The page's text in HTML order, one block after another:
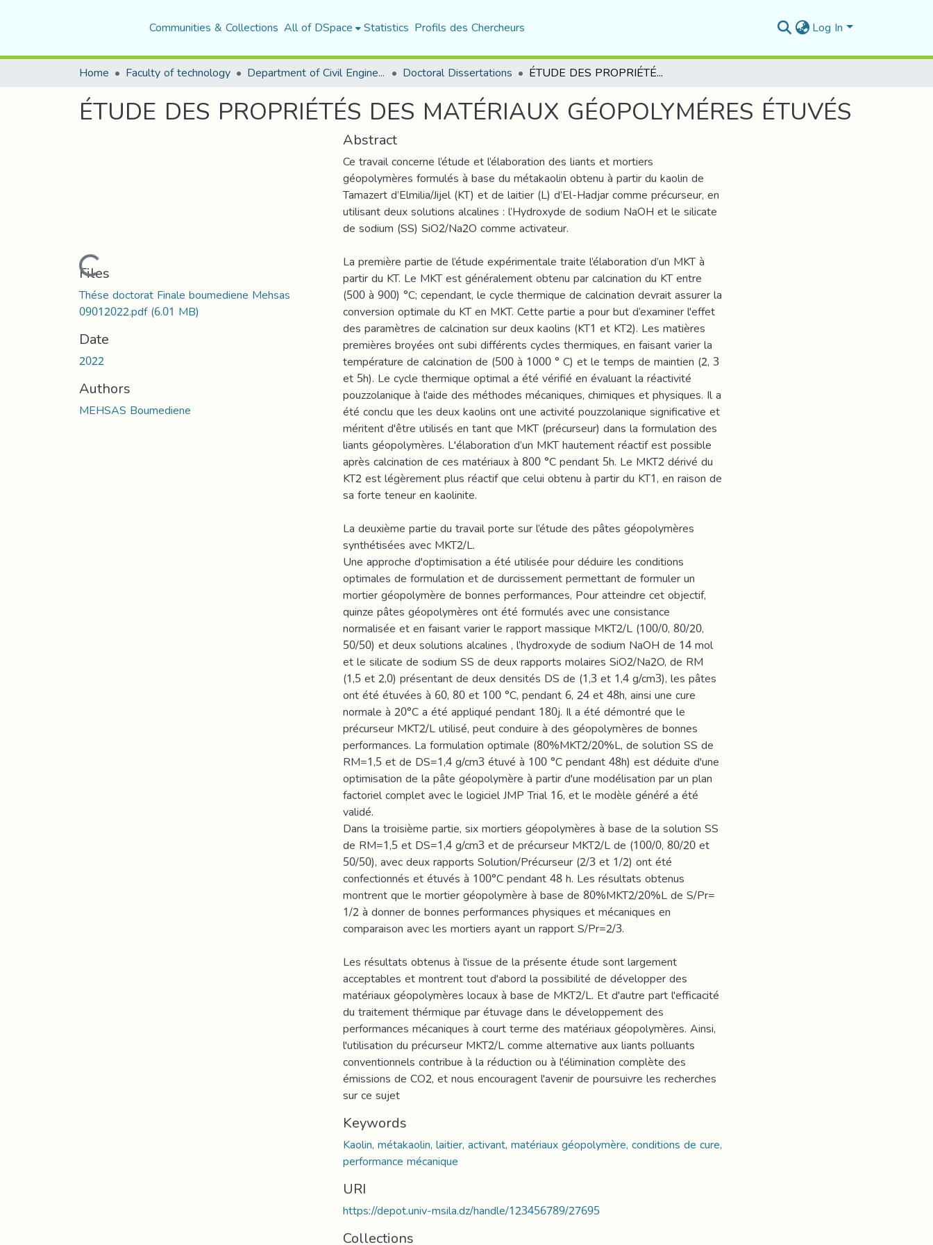
Communities & Collections All of DSpace Statistics Profils des Chercheurs Log In
Home Faculty of technology Department of Civil Engineering Doctoral Dissertations ÉTUDE DES PROPRIÉTÉS DES MATÉRIAUX GÉOPOLYMÉRES ÉTUVÉS
ÉTUDE DES PROPRIÉTÉS DES MATÉRIAUX GÉOPOLYMÉRES ÉTUVÉS
Loading...
Files
Thése doctorat Finale boumediene Mehsas
09012022.pdf(6.01 MB)
Date
2022
Authors
MEHSAS Boumediene
Abstract
Ce travail concerne l’étude et l’élaboration des liants et mortiers
géopolymères formulés à base du métakaolin obtenu à partir du kaolin de
Tamazert d’Elmilia/Jijel (KT) et de laitier (L) d’El-Hadjar comme précurseur, en
utilisant deux solutions alcalines : l’Hydroxyde de sodium NaOH et le silicate
de sodium (SS) SiO2/Na2O comme activateur.
La première partie de l’étude expérimentale traite l’élaboration d’un MKT à
partir du KT. Le MKT est généralement obtenu par calcination du KT entre
(500 à 900) °C; cependant, le cycle thermique de calcination devrait assurer la
conversion optimale du KT en MKT. Cette partie a pour but d’examiner l'effet
des paramètres de calcination sur deux kaolins (KT1 et KT2). Les matières
premières broyées ont subi différents cycles thermiques, en faisant varier la
température de calcination de (500 à 1000 ° C) et le temps de maintien (2, 3
et 5h). Le cycle thermique optimal a été vérifié en évaluant la réactivité
pouzzolanique à l'aide des méthodes mécaniques, chimiques et physiques. Il a
été conclu que les deux kaolins ont une activité pouzzolanique significative et
méritent d'être utilisés en tant que MKT (précurseur) dans la formulation des
liants géopolymères. L'élaboration d’un MKT hautement réactif est possible
après calcination de ces matériaux à 800 °C pendant 5h. Le MKT2 dérivé du
KT2 est légèrement plus réactif que celui obtenu à partir du KT1, en raison de
sa forte teneur en kaolinite.
La deuxième partie du travail porte sur l’étude des pâtes géopolymères
synthétisées avec MKT2/L.
Une approche d'optimisation a été utilisée pour déduire les conditions
optimales de formulation et de durcissement permettant de formuler un
mortier géopolymère de bonnes performances, Pour atteindre cet objectif,
quinze pâtes géopolymères ont été formulés avec une consistance
normalisée et en faisant varier le rapport massique MKT2/L (100/0, 80/20,
50/50) et deux solutions alcalines , l’hydroxyde de sodium NaOH de 14 mol
et le silicate de sodium SS de deux rapports molaires SiO2/Na2O, de RM
(1,5 et 2,0) présentant de deux densités DS de (1,3 et 1,4 g/cm3), les pâtes
ont été étuvées à 60, 80 et 100 °C, pendant 6, 24 et 48h, ainsi une cure
normale à 20°C a été appliqué pendant 180j. Il a été démontré que le
précurseur MKT2/L utilisé, peut conduire à des géopolymères de bonnes
performances. La formulation optimale (80%MKT2/20%L, de solution SS de
RM=1,5 et de DS=1,4 g/cm3 étuvé à 100 °C pendant 48h) est déduite d'une
optimisation de la pâte géopolymère à partir d'une modélisation par un plan
factoriel complet avec le logiciel JMP Trial 16, et le modèle généré a été
validé.
Dans la troisième partie, six mortiers géopolymères à base de la solution SS
de RM=1,5 et DS=1,4 g/cm3 et de précurseur MKT2/L de (100/0, 80/20 et
50/50), avec deux rapports Solution/Précurseur (2/3 et 1/2) ont été
confectionnés et étuvés à 100°C pendant 48 h. Les résultats obtenus
montrent que le mortier géopolymère à base de 80%MKT2/20%L de S/Pr=
1/2 à donner de bonnes performances physiques et mécaniques en
comparaison avec les mortiers ayant un rapport S/Pr=2/3.
Les résultats obtenus à l'issue de la présente étude sont largement
acceptables et montrent tout d'abord la possibilité de développer des
matériaux géopolymères locaux à base de MKT2/L. Et d'autre part l'efficacité
du traitement thérmique par étuvage dans le développement des
performances mécaniques à court terme des matériaux géopolymères. Ainsi,
l'utilisation du précurseur MKT2/L comme alternative aux liants polluants
conventionnels contribue à la réduction ou à l'élimination complète des
émissions de CO2, et nous encouragent l'avenir de poursuivre les recherches
sur ce sujet
Keywords
Kaolin, métakaolin, laitier, activant, matériaux géopolymère, conditions de cure,
performance mécanique
URI
https://depot.univ-msila.dz/handle/123456789/27695
Collections